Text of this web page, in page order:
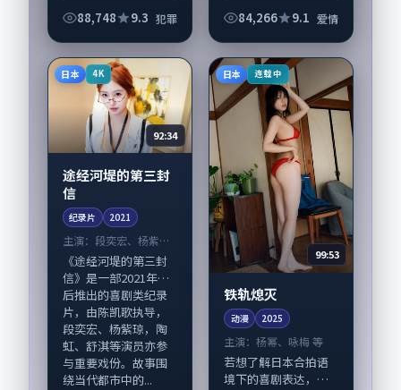
失明信片》值得关
合，蒋欣、木村拓哉
与配角群戏并重。影
片20...
88,748 9.3 犯罪
《途经夜班的第五页
线；取景与声音设计
凸显韩国城市质感，
适...
84,266 9.1 爱情
日本 4K
92:34
途经河堤的第三封
信
纪录片 2021
主演： 段奕宏、杨紫琼
等
《途经河堤的第三封
信》是一部2021年前
后推出的喜剧类纪录
片，由陈凯歌执导，
段奕宏、杨紫琼，陶
虹、舒淇等演员亦参
与重要戏份。故事围
绕当代都市中的...
日本 连载中
99:53
铁轨熄灭
动漫 2025
主演：杨幂、咏梅 等
若想了解日本合拍语
境下的喜剧表达，